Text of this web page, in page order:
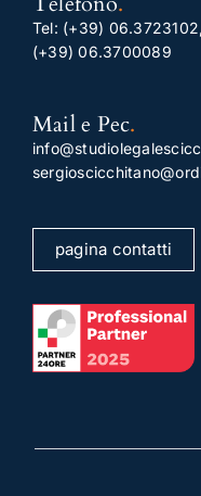
Tel: (+39) 06.3723102
(+39) 06.3700089
Mail e Pec.
pagina contatti